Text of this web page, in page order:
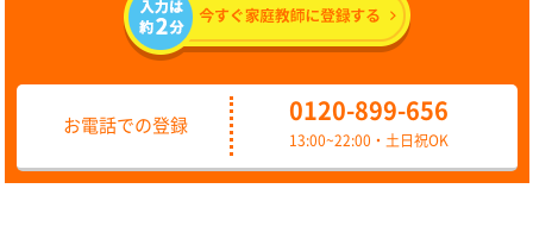
お電話での登録
0120-899-656
13:00~22:00・土日祝OK